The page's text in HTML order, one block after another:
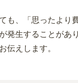
も、「思ったより
発生することがあ
伝えします。